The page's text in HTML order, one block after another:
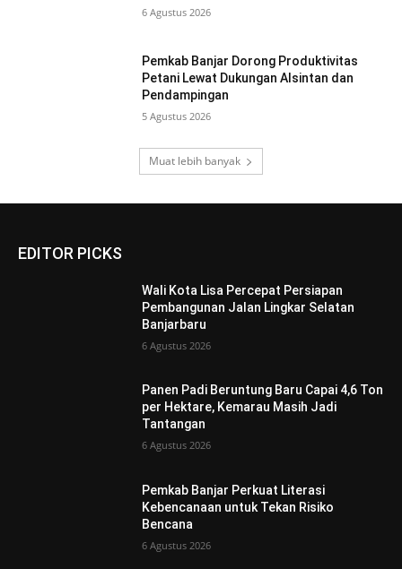
6 Agustus 2026
Pemkab Banjar Dorong Produktivitas
Petani Lewat Dukungan Alsintan dan
Pendampingan
5 Agustus 2026
Muat lebih banyak
EDITOR PICKS
Wali Kota Lisa Percepat Persiapan
Pembangunan Jalan Lingkar Selatan
Banjarbaru
6 Agustus 2026
Panen Padi Beruntung Baru Capai 4,6 Ton
per Hektare, Kemarau Masih Jadi
Tantangan
6 Agustus 2026
Pemkab Banjar Perkuat Literasi
Kebencanaan untuk Tekan Risiko
Bencana
6 Agustus 2026